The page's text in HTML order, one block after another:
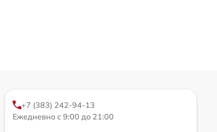
+7 (383) 242-94-13
Ежедневно с 9:00 до 21:00